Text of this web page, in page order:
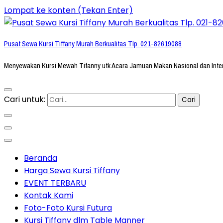
Lompat ke konten (Tekan Enter)
Pusat Sewa Kursi Tiffany Murah Berkualitas Tlp. 021-82619088
Menyewakan Kursi Mewah Tifanny utk Acara Jamuan Makan Nasional dan
Cari untuk:
Beranda
Harga Sewa Kursi Tiffany
EVENT TERBARU
Kontak Kami
Foto-Foto Kursi Futura
Kursi Tiffany dlm Table Manner